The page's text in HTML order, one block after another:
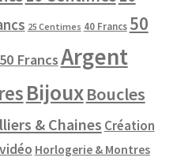
25 Centimes 40 Francs 50
FrancsArgent
BijouxBoucles
& Chaines Création
Horlogerie & Montres